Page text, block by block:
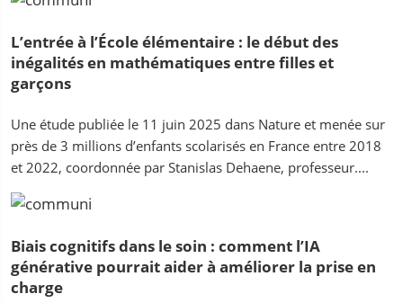
L’entrée à l’École élémentaire : le début des
inégalités en mathématiques entre filles et
garçons
Une étude publiée le 11 juin 2025 dans Nature et menée sur
près de 3 millions d’enfants scolarisés en France entre 2018
et 2022, coordonnée par Stanislas Dehaene, professeur....
Biais cognitifs dans le soin : comment l’IA
générative pourrait aider à améliorer la prise en
charge